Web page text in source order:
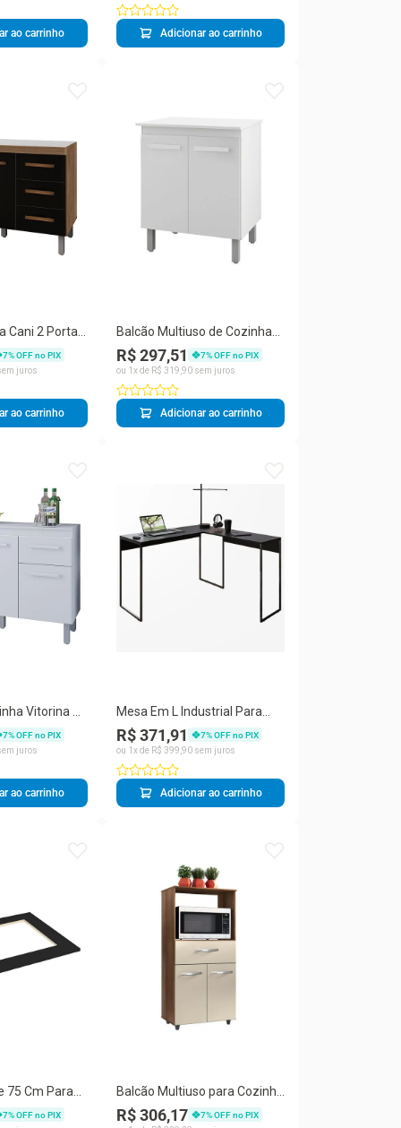
ao carrinho Adicionar ao carrinho
Cani 2 Portas
118CM
Moblis
7% OFF no PIX
juros
ao carrinho
Balcão Multiuso de Cozinha
Helena 2 Portas MDF-MDP
70CM Branco Moblis Móveis
R$ 297,51 7% OFF no PIX
ou 1 x de R$ 319 90sem juros
Adicionar ao carrinho
Vitorina 3
MDP 118CM
7% OFF no PIX
juros
ao carrinho
Mesa Em L Industrial Para
Escritório E Home Office
Preto
R$ 371,91 7% OFF no PIX
ou 1 x de R$ 399 90sem juros
Adicionar ao carrinho
75 Cm Para
De 4
7% OFF no PIX
Balcão Multiuso para Cozinha
Luna 2 Portas 1 Gaveta MDP
60CM Off White
R$ 306,17 7% OFF no PIX